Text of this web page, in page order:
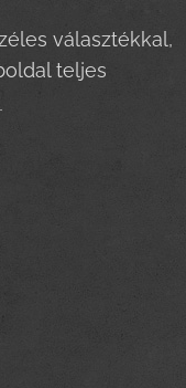
választékkal,
teljes